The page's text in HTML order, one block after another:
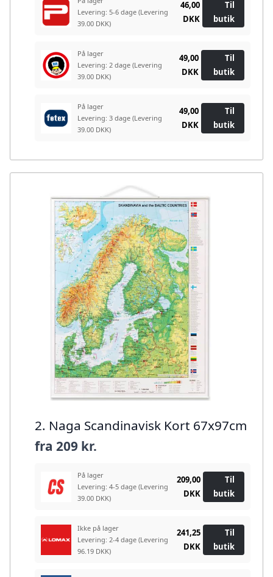
Levering: 5-6 dage (Levering
39.00 DKK)
46,00
DKK
Til
butik
På lager
Levering: 2 dage (Levering
39.00 DKK)
49,00
DKK
Til
butik
På lager
Levering: 3 dage (Levering
39.00 DKK)
49,00
DKK
Til
butik
2. Naga Scandinavisk Kort 67x97cm
fra 209 kr.
På lager
Levering: 4-5 dage (Levering
39.00 DKK)
209,00
DKK
Til
butik
Ikke på lager
Levering: 2-4 dage (Levering
96.19 DKK)
241,25
DKK
Til
butik